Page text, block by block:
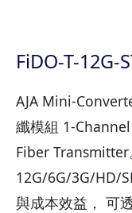
FiDO-T-12G-
AJA Mini-
纖模組 1-
Fiber Transmitter
12G/6G/3G/HD/
與成本效益， 可